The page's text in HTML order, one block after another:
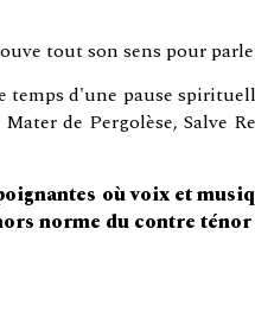
tout son sens pour
temps d'une pause
de Pergolèse, Salve
où voix et
norme du contre